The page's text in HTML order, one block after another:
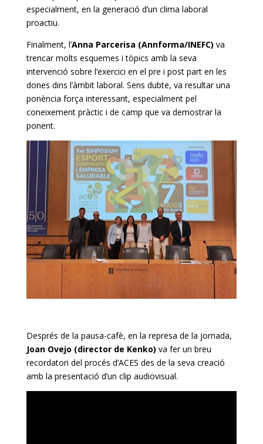
especialment, en la generació d’un clima laboral
proactiu.
Finalment, l’Anna Parcerisa (Annforma/INEFC) va
trencar molts esquemes i tòpics amb la seva
intervenció sobre l’exercici en el pre i post part en les
dones dins l’àmbit laboral. Sens dubte, va resultar una
ponència força interessant, especialment pel
coneixement pràctic i de camp que va demostrar la
ponent.
Després de la pausa-cafè, en la represa de la jornada,
Joan Ovejo (director de Kenko) va fer un breu
recordatori del procés d’ACES des de la seva creació
amb la presentació d’un clip audiovisual.